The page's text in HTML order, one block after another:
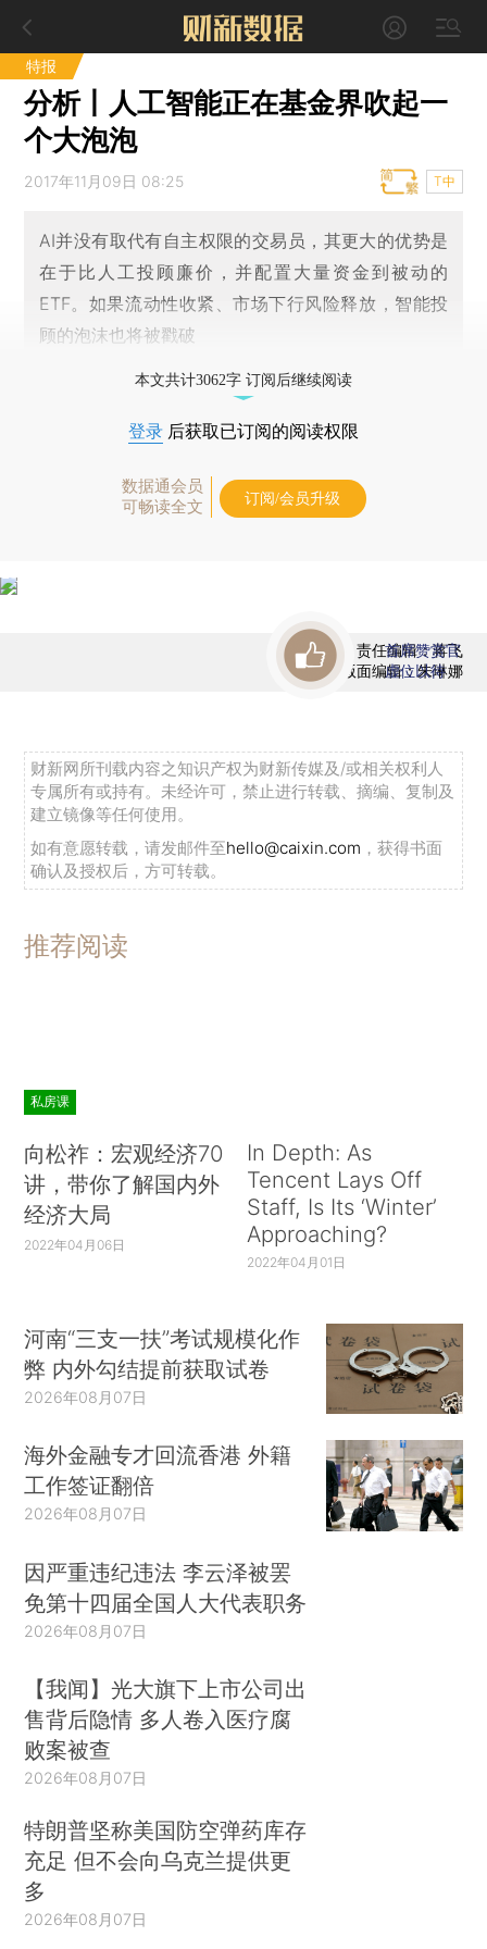
特报
分析丨人工智能正在基金界吹起一
个大泡泡
2017年11月09日 08:25 T中
AI并没有取代有自主权限的交易员，其更大的优势是
在于比人工投顾廉价，并配置大量资金到被动的
ETF。如果流动性收紧、市场下行风险释放，智能投
顾的泡沫也将被戳破
本文共计3062字 订阅后继续阅读
登录 后获取已订阅的阅读权限
数据通会员
可畅读全文
订阅/会员升级
责任编辑：蒋飞
版面编辑：朱琳娜
首席赞赏官
虚位以待
财新网所刊载内容之知识产权为财新传媒及/或相关权利人
专属所有或持有。未经许可，禁止进行转载、摘编、复制及
建立镜像等任何使用。
如有意愿转载，请发邮件至hello@caixin.com ，获得书面
确认及授权后，方可转载。
推荐阅读
私房课
向松祚：宏观经济70
讲，带你了解国内外
经济大局
2022年04月06日
In Depth: As
Tencent Lays Off
Staff, Is Its ‘Winter’
Approaching?
2022年04月01日
河南“三支一扶”考试规模化作
弊 内外勾结提前获取试卷
2026年08月07日
海外金融专才回流香港 外籍
工作签证翻倍
2026年08月07日
因严重违纪违法 李云泽被罢
免第十四届全国人大代表职务
2026年08月07日
【我闻】光大旗下上市公司出
售背后隐情 多人卷入医疗腐
败案被查
2026年08月07日
特朗普坚称美国防空弹药库存
充足 但不会向乌克兰提供更
多
2026年08月07日